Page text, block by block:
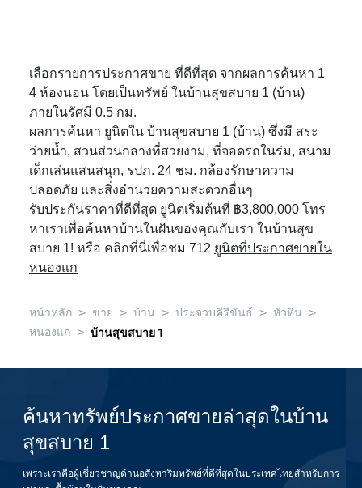
เลือกรายการประกาศขาย ที่ดีที่สุด จากผลการค้นหา 1
4 ห้องนอน โดยเป็นทรัพย์ ในบ้านสุขสบาย 1 (บ้าน)
ภายในรัศมี 0.5 กม.
ผลการค้นหา ยูนิตใน บ้านสุขสบาย 1 (บ้าน) ซึ่งมี สระ
ว่ายน้ำ, สวนส่วนกลางที่สวยงาม, ที่จอดรถในร่ม, สนาม
เด็กเล่นแสนสนุก, รปภ. 24 ชม. กล้องรักษาความ
ปลอดภัย และสิ่งอำนวยความสะดวกอื่นๆ
รับประกันราคาที่ดีที่สุด ยูนิตเริ่มต้นที่ ฿3,800,000 โทร
หาเราเพื่อค้นหาบ้านในฝันของคุณกับเรา ในบ้านสุข
สบาย 1! หรือ คลิกที่นี่เพื่อชม 712 ยูนิตที่ประกาศขายใน
หนองแก
หน้าหลัก > ขาย > บ้าน > ประจวบคีรีขันธ์ > หัวหิน >
หนองแก > บ้านสุขสบาย 1
ค้นหาทรัพย์ประกาศขายล่าสุดในบ้าน
สุขสบาย 1
เพราะเราคือผู้เชี่ยวชาญด้านอสังหาริมทรัพย์ที่ดีที่สุดในประเทศไทยสำหรับการ